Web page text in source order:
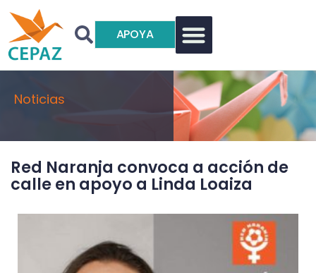
APOYA
Noticias
Red Naranja convoca a acción de
calle en apoyo a Linda Loaiza